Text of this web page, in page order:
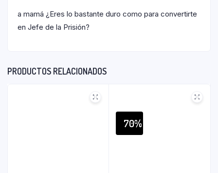
a mamá ¿Eres lo bastante duro como para convertirte
en Jefe de la Prisión?
PRODUCTOS RELACIONADOS
70%